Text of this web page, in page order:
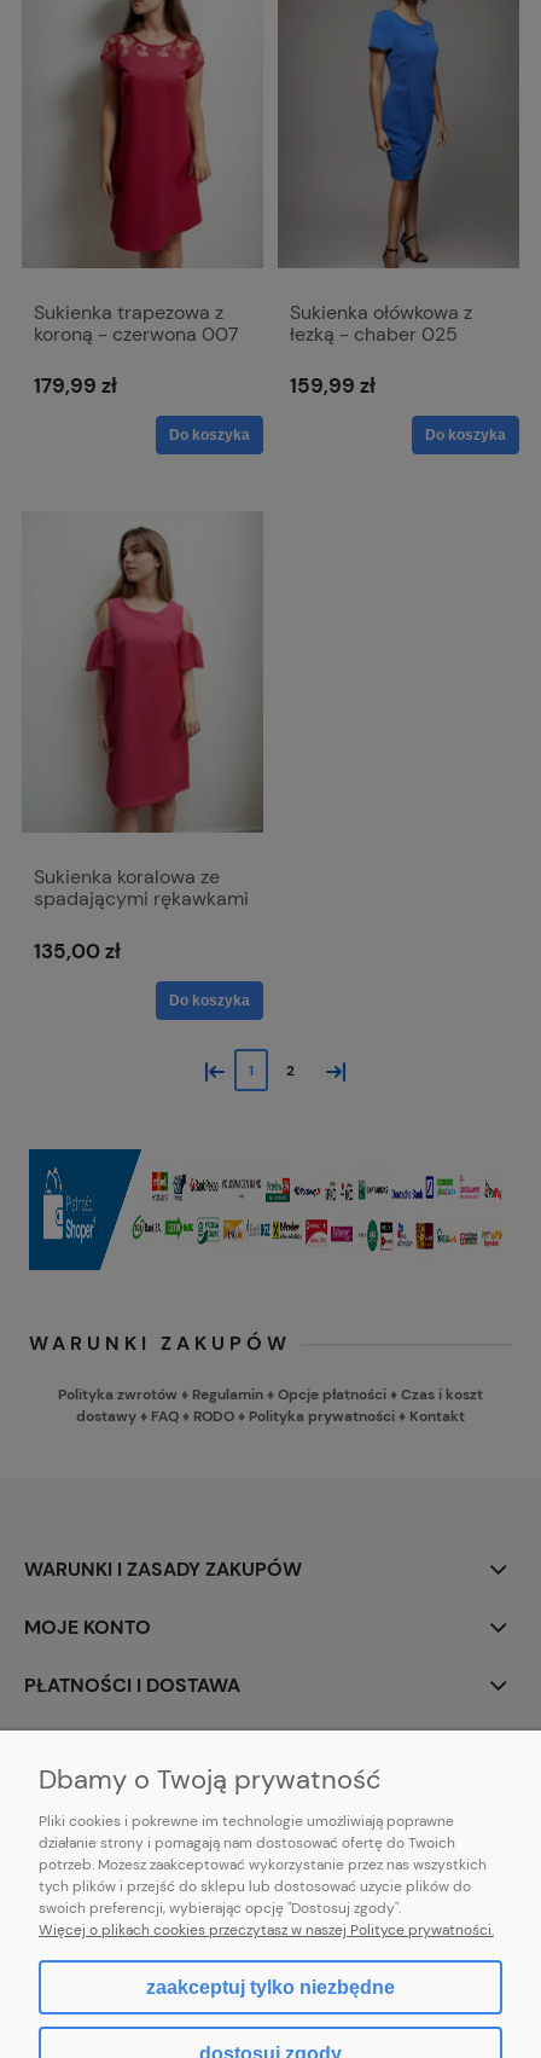
Sukienka trapezowa z
koroną - czerwona 007
179,99 zł
Do koszyka
Sukienka ołówkowa z
łezką - chaber 025
159,99 zł
Do koszyka
Sukienka koralowa ze
spadającymi rękawkami
135,00 zł
Do koszyka
« 1 2 »
WARUNKI ZAKUPÓW
Polityka zwrotów ♦ Regulamin♦Opcje płatności♦Czas i koszt
dostawy♦ FAQ♦ RODO♦ Polityka prywatności♦ Kontakt
WARUNKI I ZASADY ZAKUPÓW
MOJE KONTO
PŁATNOŚCI I DOSTAWA
E-mail:pl101sukienek@gmail.com
101sukienek.pl
ul. Piotrkowska 317/11, Łódź 93-035, woj. łódzkie
pokaż pełną wersję strony
Dbamy o Twoją prywatność
Pliki cookies i pokrewne im technologie umożliwiają poprawne
działanie strony i pomagają nam dostosować ofertę do Twoich
potrzeb. Możesz zaakceptować wykorzystanie przez nas wszystkich
tych plików i przejść do sklepu lub dostosować użycie plików do
swoich preferencji, wybierając opcję "Dostosuj zgody".
Więcej o plikach cookies przeczytasz w naszej Polityce prywatności.
zaakceptuj tylko niezbędne
dostosuj zgody